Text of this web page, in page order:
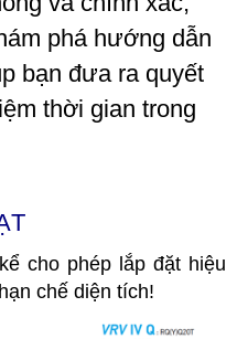
phá hướng dẫn
bạn đưa ra quyết
thời gian trong
cho phép lắp đặt hiệu
chế diện tích!